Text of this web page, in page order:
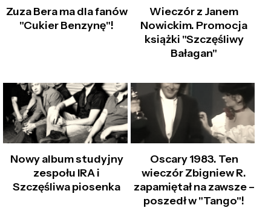
Zuza Bera ma dla fanów
"Cukier Benzynę"!
Wieczór z Janem
Nowickim. Promocja
książki "Szczęśliwy
Bałagan"
Nowy album studyjny
zespołu IRA i
Szczęśliwa piosenka
Oscary 1983. Ten
wieczór Zbigniew R.
zapamiętał na zawsze –
poszedł w "Tango"!